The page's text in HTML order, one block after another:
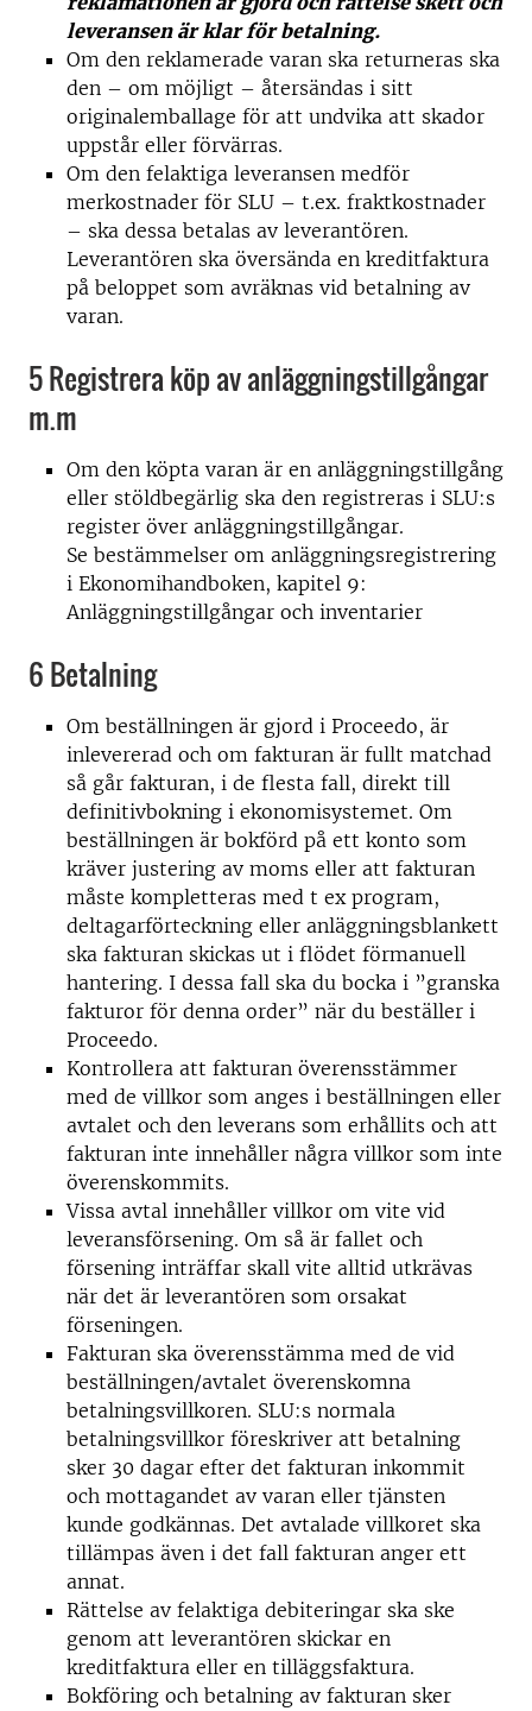
leveransen är klar för betalning.
Om den reklamerade varan ska returneras ska
den – om möjligt – återsändas i sitt
originalemballage för att undvika att skador
uppstår eller förvärras.
Om den felaktiga leveransen medför
merkostnader för SLU – t.ex. fraktkostnader
– ska dessa betalas av leverantören.
Leverantören ska översända en kreditfaktura
på beloppet som avräknas vid betalning av
varan.
5 Registrera köp av anläggningstillgångar
m.m
Om den köpta varan är en anläggningstillgång
eller stöldbegärlig ska den registreras i SLU:s
register över anläggningstillgångar.
Se bestämmelser om anläggningsregistrering
i Ekonomihandboken, kapitel 9:
Anläggningstillgångar och inventarier
6 Betalning
Om beställningen är gjord i Proceedo, är
inlevererad och om fakturan är fullt matchad
så går fakturan, i de flesta fall, direkt till
definitivbokning i ekonomisystemet. Om
beställningen är bokförd på ett konto som
kräver justering av moms eller att fakturan
måste kompletteras med t ex program,
deltagarförteckning eller anläggningsblankett
ska fakturan skickas ut i flödet förmanuell
hantering. I dessa fall ska du bocka i ”granska
fakturor för denna order” när du beställer i
Proceedo.
Kontrollera att fakturan överensstämmer
med de villkor som anges i beställningen eller
avtalet och den leverans som erhållits och att
fakturan inte innehåller några villkor som inte
överenskommits.
Vissa avtal innehåller villkor om vite vid
leveransförsening. Om så är fallet och
försening inträffar skall vite alltid utkrävas
när det är leverantören som orsakat
förseningen.
Fakturan ska överensstämma med de vid
beställningen/avtalet överenskomna
betalningsvillkoren. SLU:s normala
betalningsvillkor föreskriver att betalning
sker 30 dagar efter det fakturan inkommit
och mottagandet av varan eller tjänsten
kunde godkännas. Det avtalade villkoret ska
tillämpas även i det fall fakturan anger ett
annat.
Rättelse av felaktiga debiteringar ska ske
genom att leverantören skickar en
kreditfaktura eller en tilläggsfaktura.
Bokföring och betalning av fakturan sker